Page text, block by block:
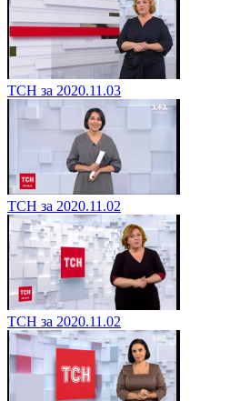
ТСН за 2020.11.03
ТСН за 2020.11.02
ТСН за 2020.11.02